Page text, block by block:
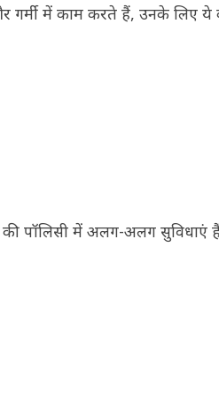
गर्मी में काम करते हैं, उनके लिए ये
पॉलिसी में अलग-अलग